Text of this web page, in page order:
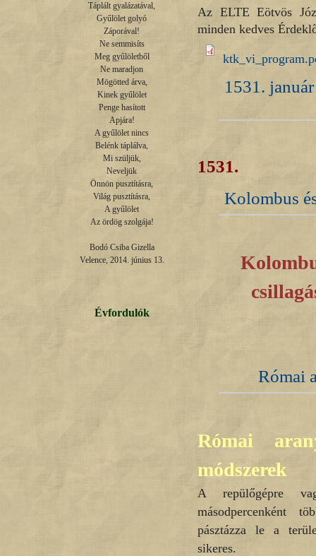
Táplált gyalázatával,
Gyűlölet golyó
Záporával!
Ne semmisíts
Meg gyűlöletből
Ne maradjon
Mögötted árva,
Kinek gyűlölet
Penge hasított
Apjára!
A gyűlölet nincs
Belénk táplálva,
Mi szüljük,
Neveljük
Önnön pusztításra,
Világ pusztításra,
A gyűlölet
Az ördög szolgája!
Bodó Csiba Gizella
Velence, 2014. június 13.
Évfordulók
Az ELTE Eötvös
minden kedves
1531.
1531.
Kolombus
Római
Római
módszerek
A repülőgépre
másodpercenként
pásztázza le a
sikeres.